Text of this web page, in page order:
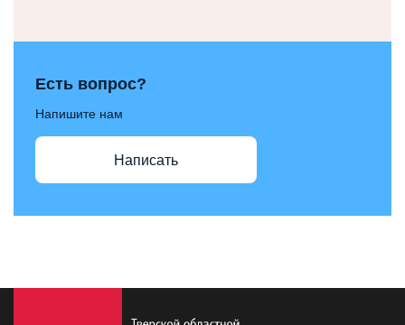
Есть вопрос?
Напишите нам
Написать